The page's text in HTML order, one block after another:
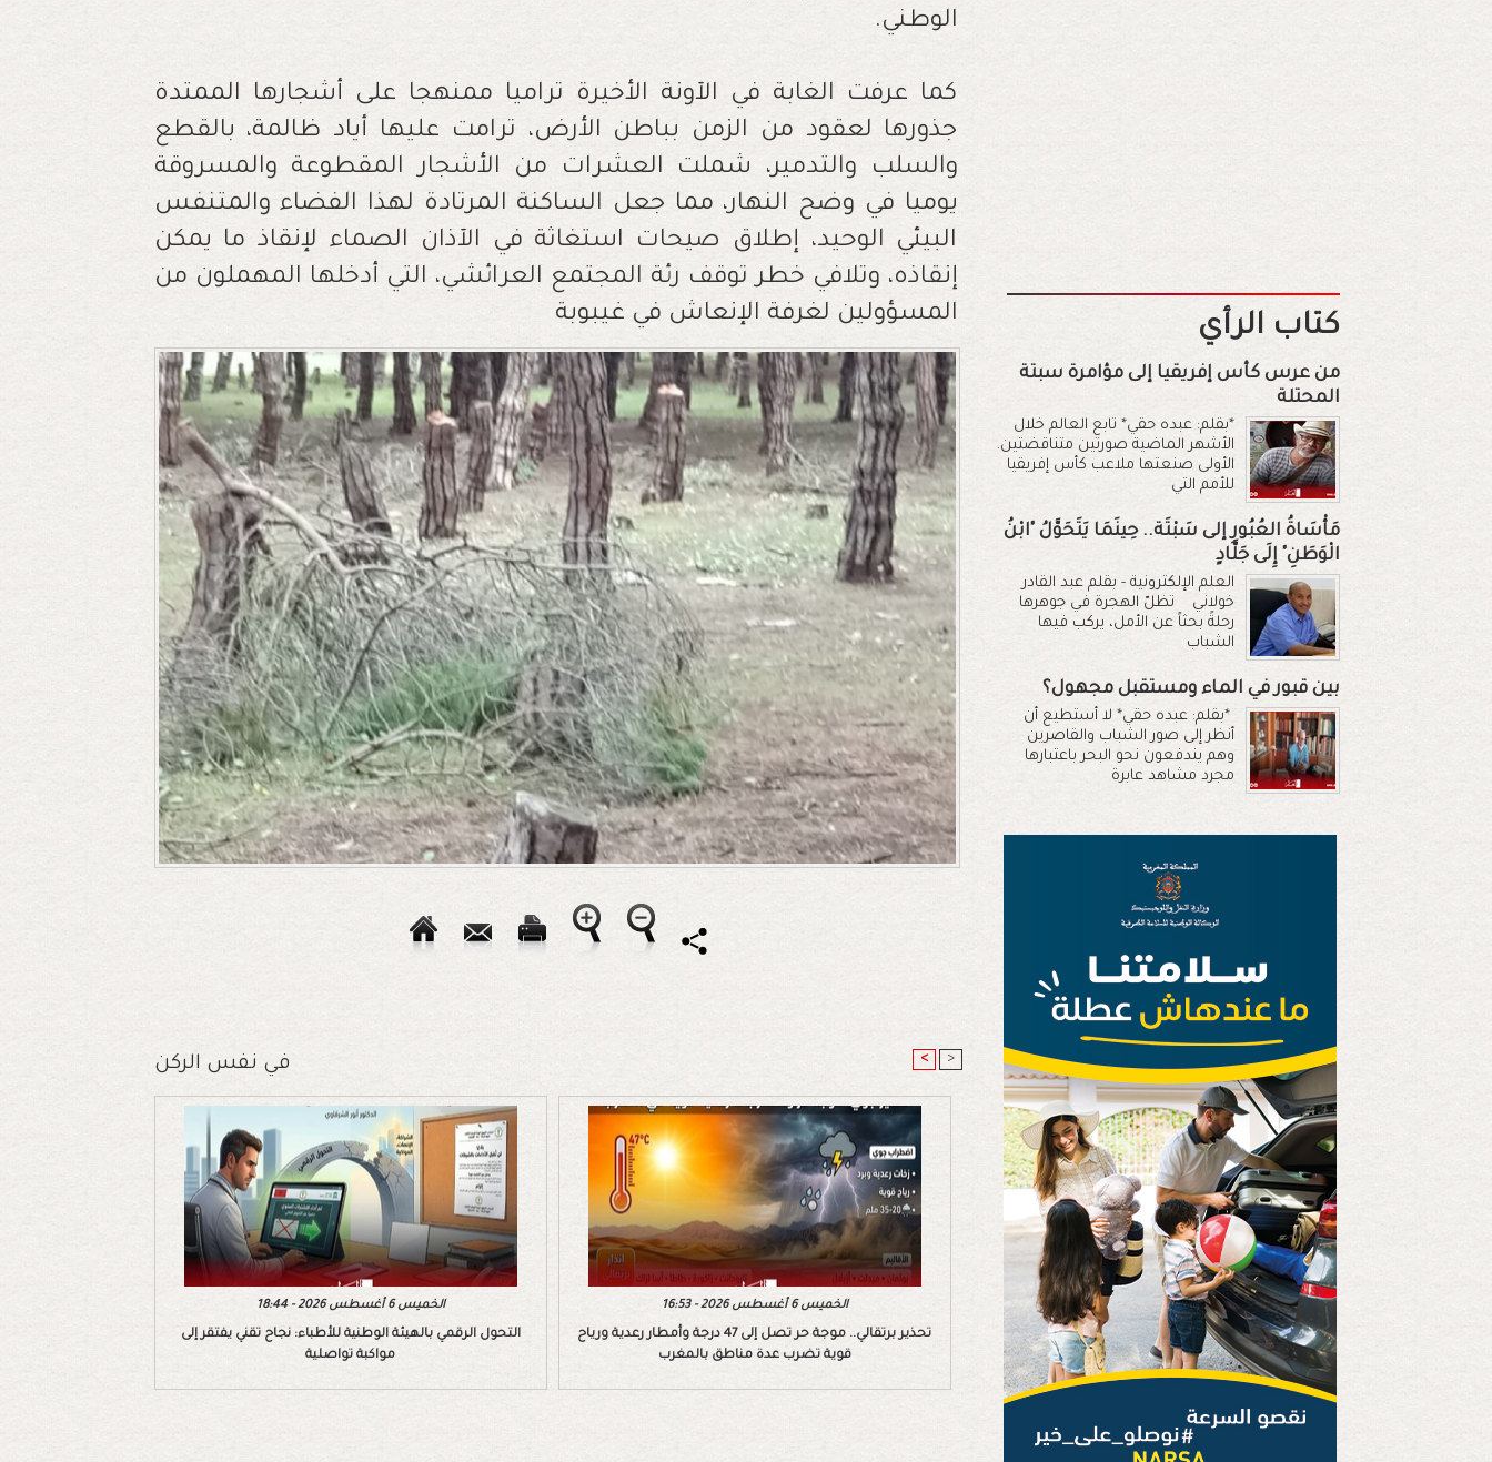
الوطني.
كما عرفت الغابة في الآونة الأخيرة تراميا ممنهجا على أشجارها الممتدة
جذورها لعقود من الزمن بباطن الأرض، ترامت عليها أياد ظالمة، بالقطع
والسلب والتدمير، شملت العشرات من الأشجار المقطوعة والمسروقة
يوميا في وضح النهار، مما جعل الساكنة المرتادة لهذا الفضاء والمتنفس
البيئي الوحيد، إطلاق صيحات استغاثة في الآذان الصماء لإنقاذ ما يمكن
إنقاذه، وتلافي خطر توقف رئة المجتمع العرائشي، التي أدخلها المهملون من
المسؤولين لغرفة الإنعاش في غيبوبة
في نفس الركن < >
الخميس 6 أغسطس 2026 - 18:44
التحول الرقمي بالهيئة الوطنية للأطباء: نجاح تقني يفتقر إلى
مواكبة تواصلية
الخميس 6 أغسطس 2026 - 16:53
تحذير برتقالي.. موجة حر تصل إلى 47 درجة وأمطار رعدية ورياح
قوية تضرب عدة مناطق بالمغرب
كتاب الرأي
من عرس كأس إفريقيا إلى مؤامرة سبتة
المحتلة
*بقلم: عبده حقي* تابع العالم خلال
الأشهر الماضية صورتين متناقضتين.
الأولى صنعتها ملاعب كأس إفريقيا
للأمم التي
مَأْسَاةُ العُبُورِ إلى سَبْتَة.. حِينَمَا يَتَحَوَّلُ "ابْنُ
الْوَطَنِ" إِلَى جَلَّادٍ
العلم الإلكترونية - بقلم عبد القادر
خولاني تظلّ الهجرة في جوهرها
رحلةً بحثاً عن الأمل، يركب فيها
الشباب
بين قبور في الماء ومستقبل مجهول؟
*بقلم: عبده حقي* لا أستطيع أن
أنظر إلى صور الشباب والقاصرين
وهم يندفعون نحو البحر باعتبارها
مجرد مشاهد عابرة